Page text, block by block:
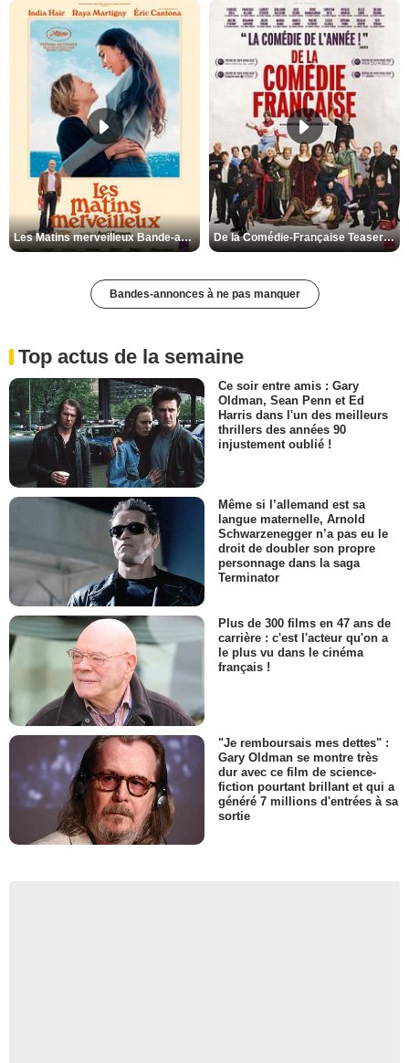
Les Matins merveilleux Bande-annonce VF De la Comédie-Française Teaser VF
Bandes-annonces à ne pas manquer
Top actus de la semaine
Ce soir entre amis : Gary
Oldman, Sean Penn et Ed
Harris dans l'un des meilleurs
thrillers des années 90
injustement oublié !
Même si l’allemand est sa
langue maternelle, Arnold
Schwarzenegger n’a pas eu le
droit de doubler son propre
personnage dans la saga
Terminator
Plus de 300 films en 47 ans de
carrière : c'est l'acteur qu'on a
le plus vu dans le cinéma
français !
"Je remboursais mes dettes" :
Gary Oldman se montre très
dur avec ce film de science-
fiction pourtant brillant et qui a
généré 7 millions d'entrées à sa
sortie